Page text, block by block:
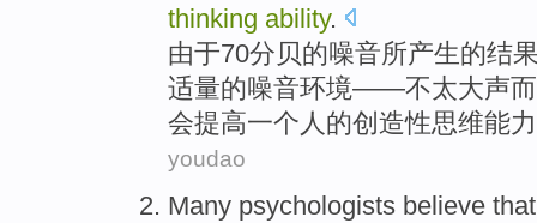
thinking ability.
由于70分贝的噪音所产生的结
适量的噪音环境——不太大声
会提高一个人的创造性思维能
youdao
Many psychologists believe